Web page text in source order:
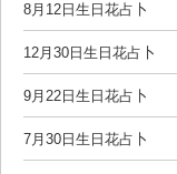
8月12日生日花占卜
12月30日生日花占卜
9月22日生日花占卜
7月30日生日花占卜